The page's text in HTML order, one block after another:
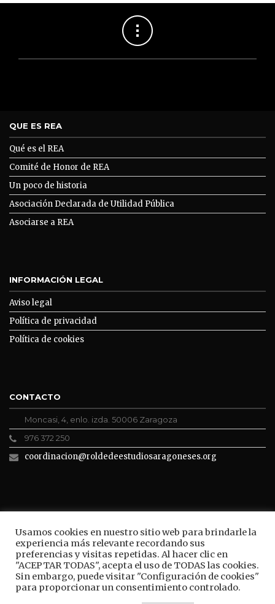
Usamos cookies en nuestro sitio web para brindarle la
experiencia más relevante recordando sus
preferencias y visitas repetidas. Al hacer clic en
"ACEPTAR TODAS", acepta el uso de TODAS las cookies.
Sin embargo, puede visitar "Configuración de cookies"
para proporcionar un consentimiento controlado.
QUE ES REA
Qué es el REA
Comité de Honor de REA
Un poco de historia
Asociación Declarada de Utilidad Pública
Asociarse a REA
INFORMACIÓN LEGAL
Aviso legal
Política de privacidad
Política de cookies
CONTACTO
Moncasi, 4, enlo. izda. 50006 Zaragoza
976 372 250
coordinacion@roldedeestudiosaragoneses.org
ROLDE CONECTA
BUSCAR